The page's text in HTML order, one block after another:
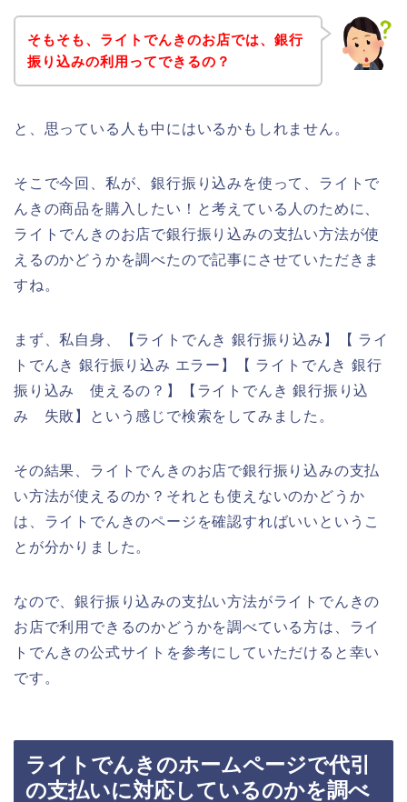
そもそも、ライトでんきのお店では、銀行
振り込みの利用ってできるの？
と、思っている人も中にはいるかもしれません。
そこで今回、私が、銀行振り込みを使って、ライトで
んきの商品を購入したい！と考えている人のために、
ライトでんきのお店で銀行振り込みの支払い方法が使
えるのかどうかを調べたので記事にさせていただきま
すね。
まず、私自身、【ライトでんき 銀行振り込み】【 ライ
トでんき 銀行振り込み エラー】【 ライトでんき 銀行
振り込み 使えるの？】【ライトでんき 銀行振り込
み 失敗】という感じで検索をしてみました。
その結果、ライトでんきのお店で銀行振り込みの支払
い方法が使えるのか？それとも使えないのかどうか
は、ライトでんきのページを確認すればいいというこ
とが分かりました。
なので、銀行振り込みの支払い方法がライトでんきの
お店で利用できるのかどうかを調べている方は、ライ
トでんきの公式サイトを参考にしていただけると幸い
です。
ライトでんきのホームページで代引
の支払いに対応しているのかを調べ